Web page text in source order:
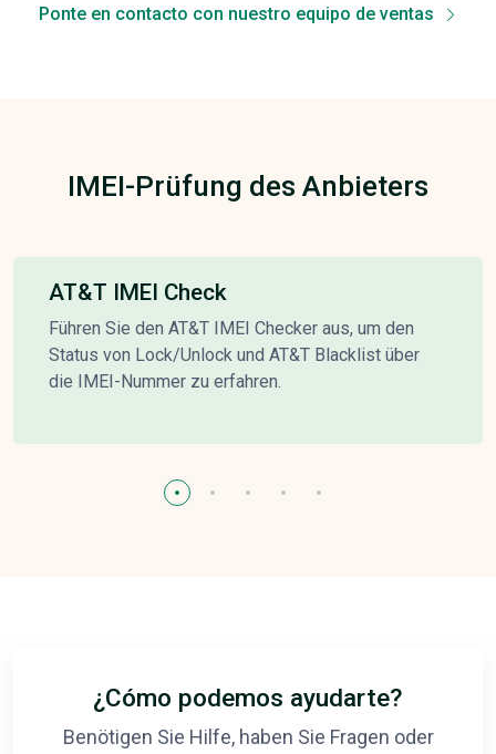
Ponte en contacto con nuestro equipo de ventas
IMEI-Prüfung des Anbieters
AT&T IMEI Check
Führen Sie den AT&T IMEI Checker aus, um den
Status von Lock/Unlock und AT&T Blacklist über
die IMEI-Nummer zu erfahren.
¿Cómo podemos ayudarte?
Benötigen Sie Hilfe, haben Sie Fragen oder